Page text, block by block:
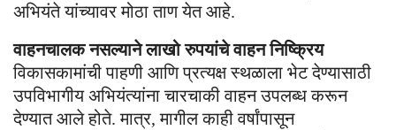
अभियंते यांच्यावर मोठा ताण येत आहे.
वाहनचालक नसल्याने लाखो रुपयांचे वाहन निष्क्रिय
विकासकामांची पाहणी आणि प्रत्यक्ष स्थळाला भेट देण्यासाठी
उपविभागीय अभियंत्यांना चारचाकी वाहन उपलब्ध करून
देण्यात आले होते. मात्र, मागील काही वर्षांपासून